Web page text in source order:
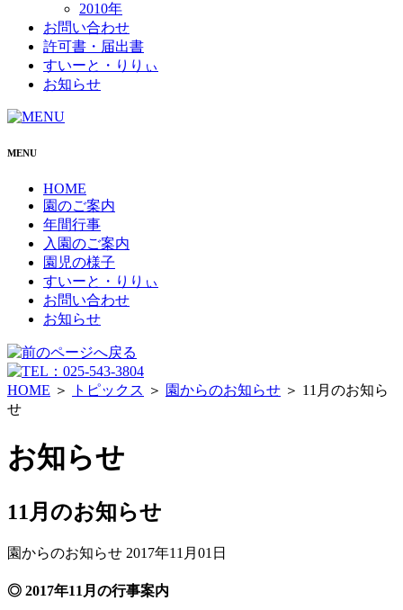
2010年
お問い合わせ
許可書・届出書
すいーと・りりぃ
お知らせ
MENU
HOME
園のご案内
年間行事
入園のご案内
園児の様子
すいーと・りりぃ
お問い合わせ
お知らせ
HOME ＞ トピックス ＞ 園からのお知らせ ＞ 11月のお知ら
せ
お知らせ
11月のお知らせ
園からのお知らせ 2017年11月01日
◎ 2017年11月の行事案内